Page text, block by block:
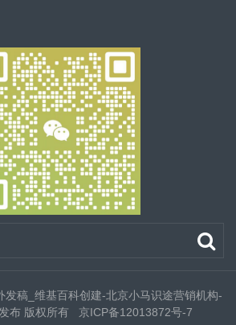
发稿_维基百科创建-北京小马识途营销机构-
布 版权所有 京ICP备12013872号-7